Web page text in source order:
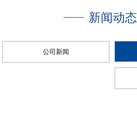
新闻动态
公司新闻